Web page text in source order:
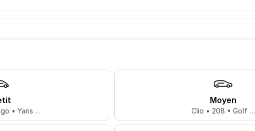
• Yaris …
Moyen
Clio • 208 • Golf …